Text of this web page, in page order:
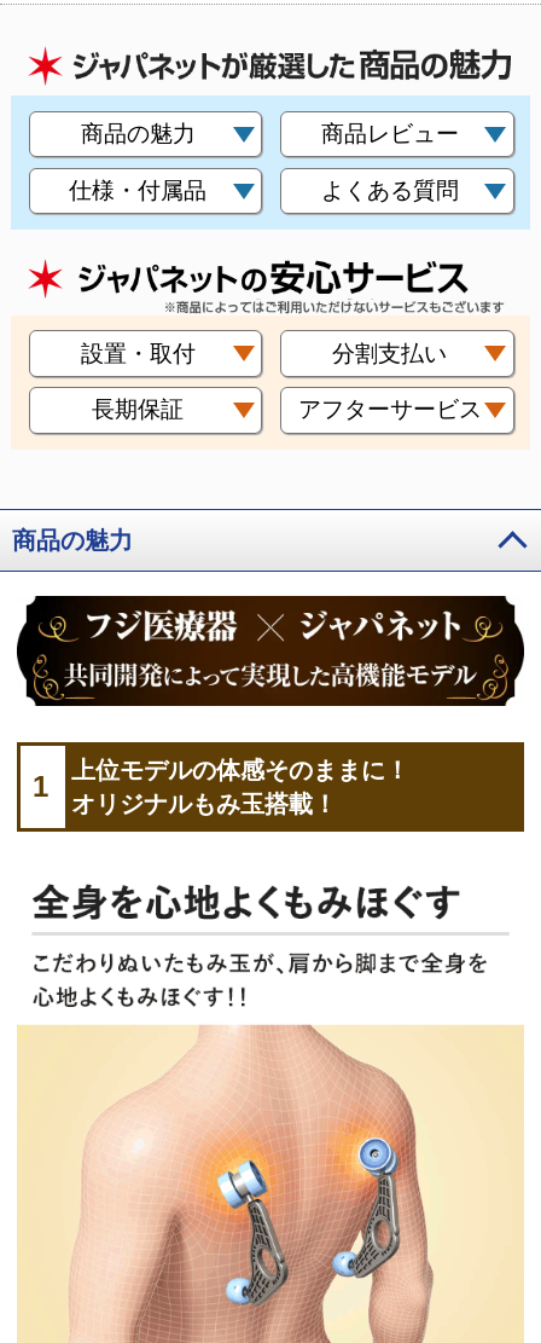
商品の魅力 商品レビュー
仕様・付属品 よくある質問
設置・取付 分割支払い
長期保証 アフターサービス
商品の魅力
1
上位モデルの体感そのままに！
オリジナルもみ玉搭載！